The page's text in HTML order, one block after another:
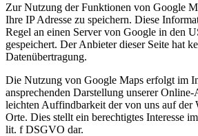
Zur Nutzung der Funktionen von Google
Ihre IP Adresse zu speichern. Diese
Regel an einen Server von Google in den
gespeichert. Der Anbieter dieser Seite hat
Datenübertragung.
Die Nutzung von Google Maps erfolgt im
ansprechenden Darstellung unserer
leichten Auffindbarkeit der von uns auf der
Orte. Dies stellt ein berechtigtes Interesse
lit. f DSGVO dar.